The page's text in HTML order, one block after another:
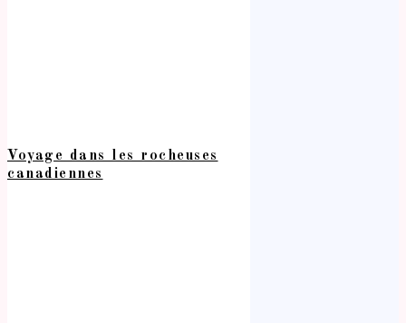
Voyage dans les rocheuses
canadiennes